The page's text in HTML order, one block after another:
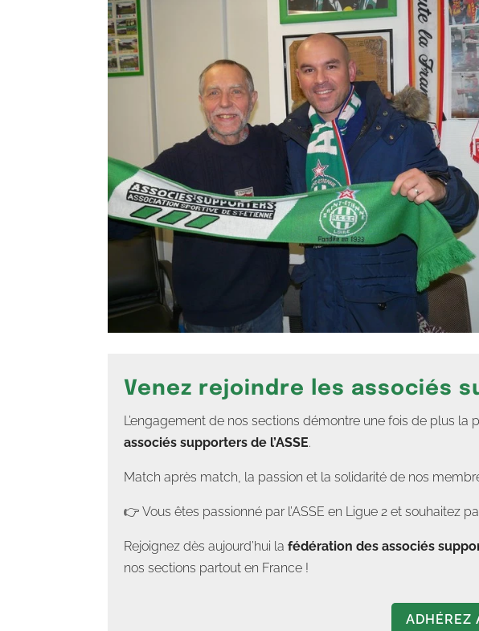
Venez rejoindre les associés
L’engagement de nos sections démontre une fois de plus la
associés supporters de l’ASSE.
Match après match, la passion et la solidarité de nos
👉 Vous êtes passionné par l’ASSE en Ligue 2 et souhaitez
Rejoignez dès aujourd’hui la fédération des associés
nos sections partout en France !
ADHÉREZ